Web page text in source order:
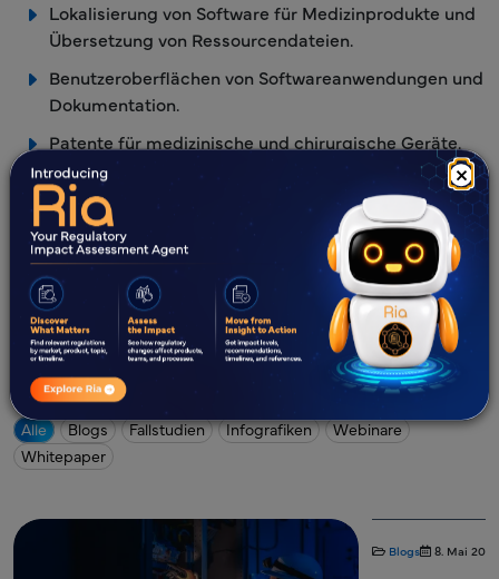
×
Lokalisierung von Software für Medizinprodukte und
Übersetzung von Ressourcendateien.
Benutzeroberflächen von Softwareanwendungen und
Dokumentation.
Patente für medizinische und chirurgische Geräte.
Allgemeine und wissenschaftliche Übersetzungen.
Übersetzung von Behördenrichtlinien, die in der
Landessprache veröffentlicht wurden.
Was gibt es Neues?
Alle Blogs Fallstudien Infografiken
Webinare
Whitepaper
Blogs 8. Mai 2026